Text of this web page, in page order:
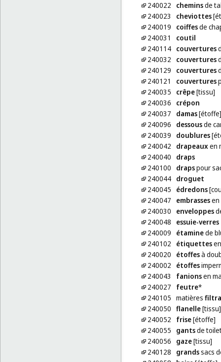
240022
cheminsde
240023
cheviottes
240019
coiffesde
240031
coutil
240114 couvertures
240032
couvertures
240129
couvertures
240121
couvertures
240035
crêpe[tissu]
240036
crépon
240037
damas[étoffe]
240096
dessousde
240039
doublures
240042
drapeauxen
240040
draps
240100
drapspour
240044 droguet
240045
édredons
240047
embrassesen
240030
enveloppes
240048
essuie-verres
240009
étaminede
240102
étiquettes
240020
étoffesà
240002
étoffes
240043
fanionsen
240027
feutre*
240105 matières
240050 flanelle[tissu]
240052
frise[étoffe]
240055
gantsde
240056
gaze[tissu]
240128
grandssacs